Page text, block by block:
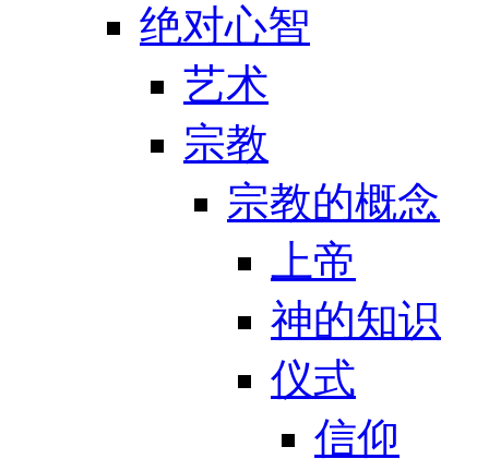
绝对心智
艺术
宗教
宗教的概念
上帝
神的知识
仪式
信仰